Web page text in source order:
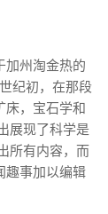
加州淘金热的
纪初，在那段
床，宝石学和
展现了科学是
所有内容，而
趣事加以编辑